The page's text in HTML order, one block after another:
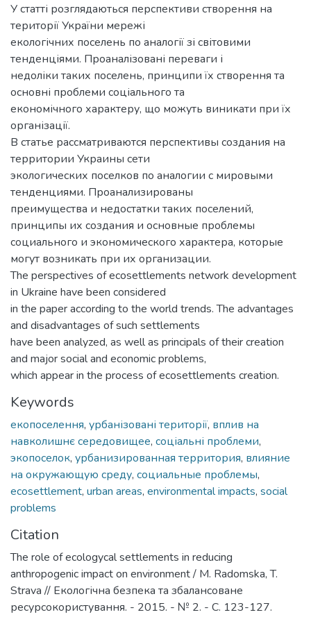
У статті розглядаються перспективи створення на
території України мережі
екологічних поселень по аналогії зі світовими
тенденціями. Проаналізовані переваги і
недоліки таких поселень, принципи їх створення та
основні проблеми соціального та
економічного характеру, що можуть виникати при їх
організації.
В статье рассматриваются перспективы создания на
территории Украины сети
экологических поселков по аналогии с мировыми
тенденциями. Проанализированы
преимущества и недостатки таких поселений,
принципы их создания и основные проблемы
социального и экономического характера, которые
могут возникать при их организации.
The perspectives of ecosettlements network development
in Ukraine have been considered
in the paper according to the world trends. The advantages
and disadvantages of such settlements
have been analyzed, as well as principals of their creation
and major social and economic problems,
which appear in the process of ecosettlements creation.
Keywords
екопоселення, урбанізовані території, вплив на
навколишнє середовищее, соціальні проблеми,
экопоселок, урбанизированная территория, влияние
на окружающую среду, социальные проблемы,
ecosettlement, urban areas, environmental impacts, social
problems
Citation
The role of ecologycal settlements in reducing
anthropogenic impact on environment / M. Radomska, T.
Strava // Екологічна безпека та збалансоване
ресурсокористування. - 2015. - № 2. - С. 123-127.